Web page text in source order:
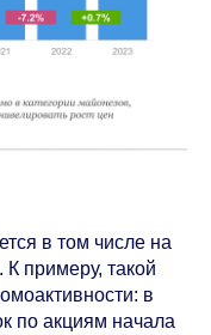
в том числе на
К примеру, такой
в
по акциям начала